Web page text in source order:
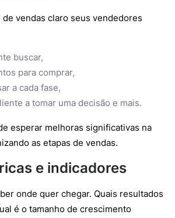
vendas claro seus vendedores
buscar,
para comprar,
a cada fase,
a tomar uma decisão e mais.
esperar melhoras significativas na
as etapas de vendas.
e indicadores
onde quer chegar. Quais resultados
é o tamanho de crescimento